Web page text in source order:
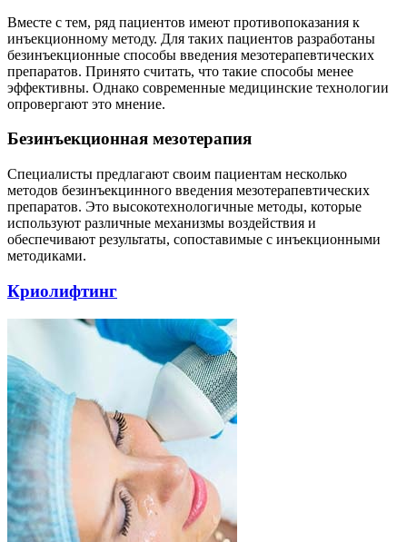
и
услуги
80-30
599-880
Вместе с тем, ряд пациентов имеют противопоказания к
инъекционному методу. Для таких пациентов разработаны
безинъекционные способы введения мезотерапевтических
препаратов. Принято считать, что такие способы менее
эффективны. Однако современные медицинские технологии
опровергают это мнение.
Безинъекционная мезотерапия
Специалисты предлагают своим пациентам несколько
методов безинъекцинного введения мезотерапевтических
препаратов. Это высокотехнологичные методы, которые
используют различные механизмы воздействия и
обеспечивают результаты, сопоставимые с инъекционными
методиками.
Криолифтинг